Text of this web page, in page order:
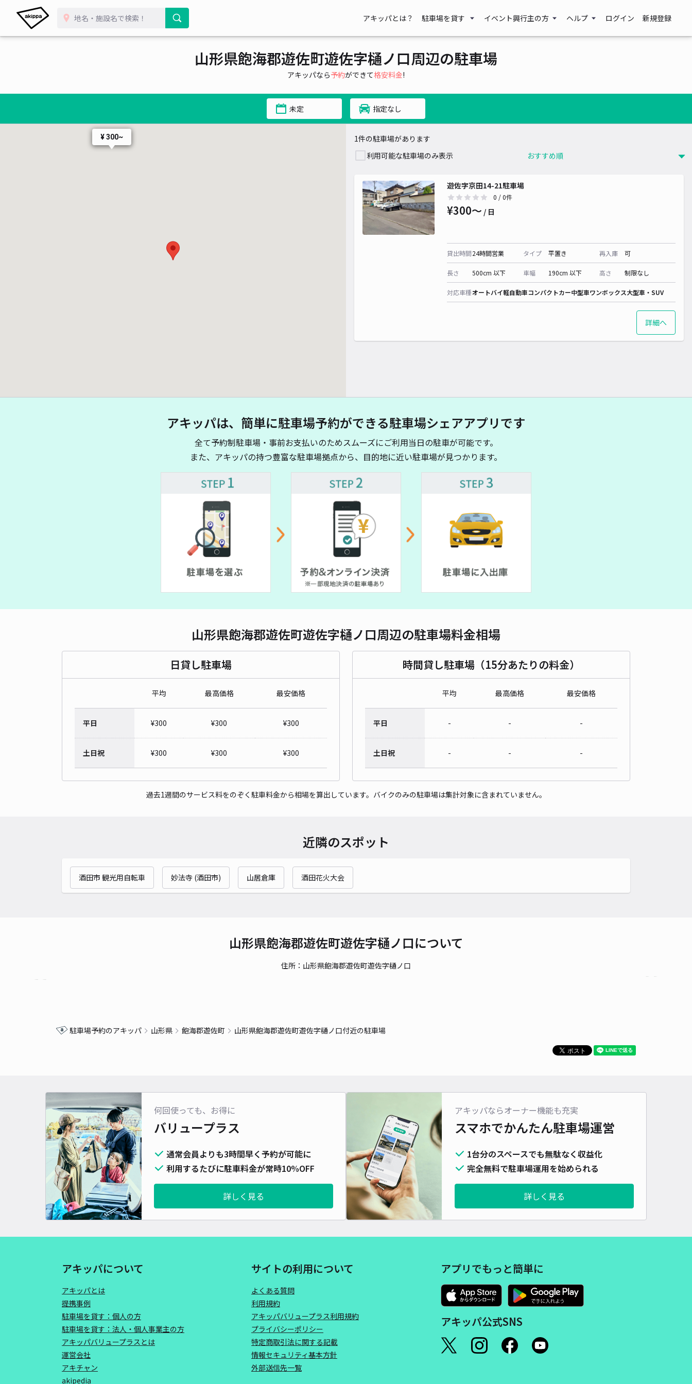
アキッパとは？ 駐車場を貸す イベント興行主の方 ヘルプ ログイン 新規登録
山形県飽海郡遊佐町遊佐字樋ノ口周辺の駐車場
アキッパなら予約ができて格安料金!
未定 指定なし
¥ 300~
1件の駐車場があります
利用可能な駐車場のみ表示
遊佐字京田14-21駐車場
0 / 0件
¥300〜 / 日
貸出時間24時間営業 タイプ 平置き 再入庫 可
長さ 500cm 以下 車幅 190cm 以下 高さ 制限なし
対応車種オートバイ軽自動車コンパクトカー中型車ワンボックス大型車・SUV
詳細へ
アキッパは、簡単に駐車場予約ができる駐車場シェアアプリです
全て予約制駐車場・事前お支払いのためスムーズにご利用当日の駐車が可能です。
また、アキッパの持つ豊富な駐車場拠点から、目的地に近い駐車場が見つかります。
山形県飽海郡遊佐町遊佐字樋ノ口周辺の駐車場料金相場
日貸し駐車場
平均 最高価格 最安価格
平日 ¥300 ¥300 ¥300
土日祝 ¥300 ¥300 ¥300
時間貸し駐車場（15分あたりの料金）
平均 最高価格 最安価格
平日 - - -
土日祝 - - -
過去1週間のサービス料をのぞく駐車料金から相場を算出しています。バイクのみの駐車場は集計対象に含まれていません。
近隣のスポット
酒田市 観光用自転車 妙法寺 (酒田市) 山居倉庫 酒田花火大会
山形県飽海郡遊佐町遊佐字樋ノ口について
住所：山形県飽海郡遊佐町遊佐字樋ノ口
駐車場予約のアキッパ 山形県 飽海郡遊佐町 山形県飽海郡遊佐町遊佐字樋ノ口付近の駐車場
何回使っても、お得に
バリュープラス
通常会員よりも3時間早く予約が可能に
利用するたびに駐車料金が常時10%OFF
詳しく見る
アキッパならオーナー機能も充実
スマホでかんたん駐車場運営
1台分のスペースでも無駄なく収益化
完全無料で駐車場運用を始められる
詳しく見る
アキッパについて
アキッパとは
提携事例
駐車場を貸す：個人の方
駐車場を貸す：法人・個人事業主の方
アキッパバリュープラスとは
運営会社
アキチャン
akipedia
サイトの利用について
よくある質問
利用規約
アキッパバリュープラス利用規約
プライバシーポリシー
特定商取引法に関する記載
情報セキュリティ基本方針
外部送信先一覧
アプリでもっと簡単に
アキッパ公式SNS